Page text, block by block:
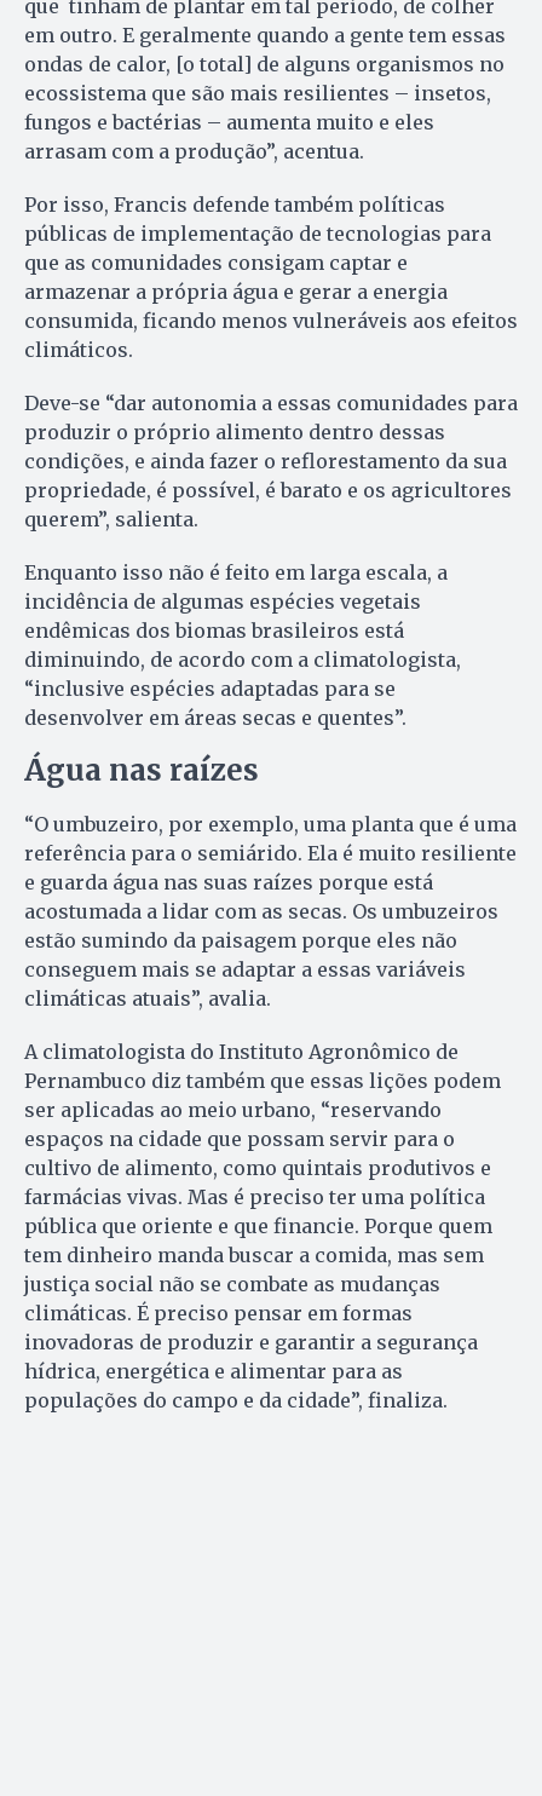
que tinham de plantar em tal período, de colher
em outro. E geralmente quando a gente tem essas
ondas de calor, [o total] de alguns organismos no
ecossistema que são mais resilientes – insetos,
fungos e bactérias – aumenta muito e eles
arrasam com a produção”, acentua.
Por isso, Francis defende também políticas
públicas de implementação de tecnologias para
que as comunidades consigam captar e
armazenar a própria água e gerar a energia
consumida, ficando menos vulneráveis aos efeitos
climáticos.
Deve-se “dar autonomia a essas comunidades para
produzir o próprio alimento dentro dessas
condições, e ainda fazer o reflorestamento da sua
propriedade, é possível, é barato e os agricultores
querem”, salienta.
Enquanto isso não é feito em larga escala, a
incidência de algumas espécies vegetais
endêmicas dos biomas brasileiros está
diminuindo, de acordo com a climatologista,
“inclusive espécies adaptadas para se
desenvolver em áreas secas e quentes”.
Água nas raízes
“O umbuzeiro, por exemplo, uma planta que é uma
referência para o semiárido. Ela é muito resiliente
e guarda água nas suas raízes porque está
acostumada a lidar com as secas. Os umbuzeiros
estão sumindo da paisagem porque eles não
conseguem mais se adaptar a essas variáveis
climáticas atuais”, avalia.
A climatologista do Instituto Agronômico de
Pernambuco diz também que essas lições podem
ser aplicadas ao meio urbano, “reservando
espaços na cidade que possam servir para o
cultivo de alimento, como quintais produtivos e
farmácias vivas. Mas é preciso ter uma política
pública que oriente e que financie. Porque quem
tem dinheiro manda buscar a comida, mas sem
justiça social não se combate as mudanças
climáticas. É preciso pensar em formas
inovadoras de produzir e garantir a segurança
hídrica, energética e alimentar para as
populações do campo e da cidade”, finaliza.